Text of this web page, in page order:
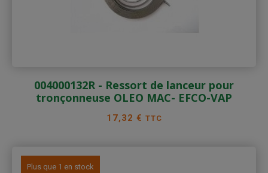
004000132R - Ressort de lanceur pour
tronçonneuse OLEO MAC- EFCO-VAP
Prix
17,32 € TTC
Plus que 1 en stock